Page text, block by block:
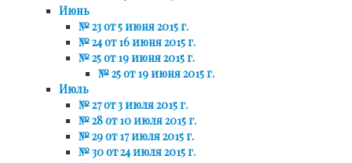
Июнь
№ 23 от 5 июня 2015 г.
№ 24 от 16 июня 2015 г.
№ 25 от 19 июня 2015 г.
№ 25 от 19 июня 2015 г.
Июль
№ 27 от 3 июля 2015 г.
№ 28 от 10 июля 2015 г.
№ 29 от 17 июля 2015 г.
№ 30 от 24 июля 2015 г.